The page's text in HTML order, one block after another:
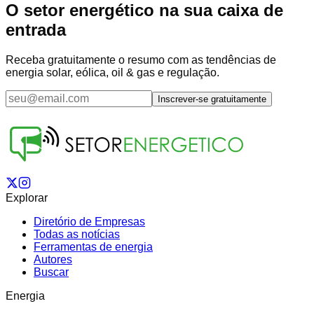
O setor energético na sua caixa de
entrada
Receba gratuitamente o resumo com as tendências de
energia solar, eólica, oil & gas e regulação.
Inscrever-se gratuitamente
Explorar
Diretório de Empresas
Todas as notícias
Ferramentas de energia
Autores
Buscar
Energia